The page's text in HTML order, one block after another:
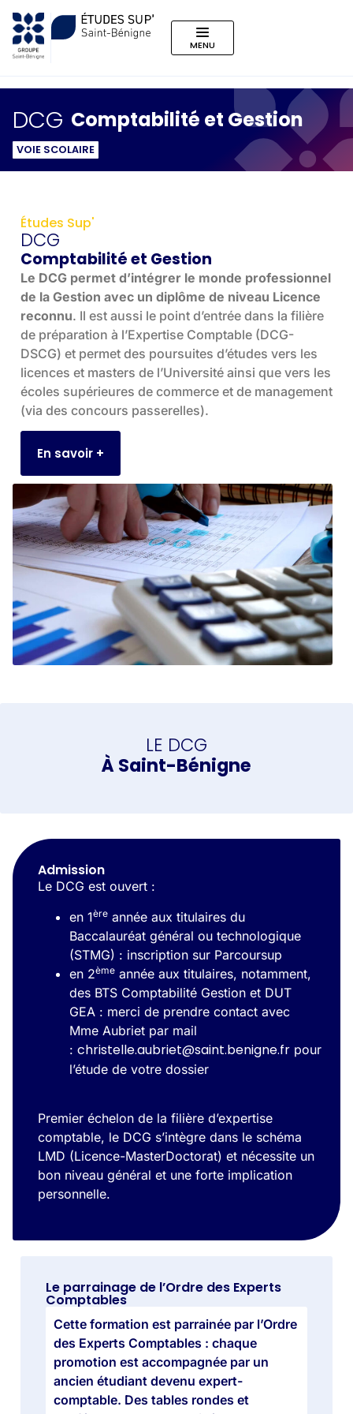
MENU
DCG Comptabilité et Gestion
VOIE SCOLAIRE
Études Sup'
DCG
Comptabilité et Gestion
Le DCG permet d’intégrer le monde professionnel
de la Gestion avec un diplôme de niveau Licence
reconnu. Il est aussi le point d’entrée dans la filière
de préparation à l’Expertise Comptable (DCG-
DSCG) et permet des poursuites d’études vers les
licences et masters de l’Université ainsi que vers les
écoles supérieures de commerce et de management
(via des concours passerelles).
En savoir +
LE DCG
À Saint-Bénigne
Admission
Le DCG est ouvert :
en 1ère année aux titulaires du
Baccalauréat général ou technologique
(STMG) : inscription sur Parcoursup
en 2ème année aux titulaires, notamment,
des BTS Comptabilité Gestion et DUT
GEA : merci de prendre contact avec
Mme Aubriet par mail
: christelle.aubriet@saint.benigne.fr pour
l’étude de votre dossier
Premier échelon de la filière d’expertise
comptable, le DCG s’intègre dans le schéma
LMD (Licence-MasterDoctorat) et nécessite un
bon niveau général et une forte implication
personnelle.
Le parrainage de l’Ordre des Experts
Comptables
Cette formation est parrainée par l’Ordre
des Experts Comptables : chaque
promotion est accompagnée par un
ancien étudiant devenu expert-
comptable. Des tables rondes et